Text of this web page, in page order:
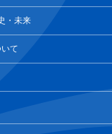
・未来
て